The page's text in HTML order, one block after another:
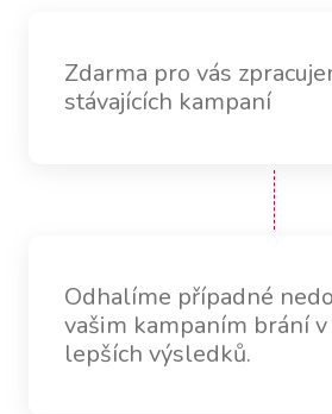
Zdarma pro vás
stávajících kampaní
Odhalíme případné
vašim kampaním brání
lepších výsledků.